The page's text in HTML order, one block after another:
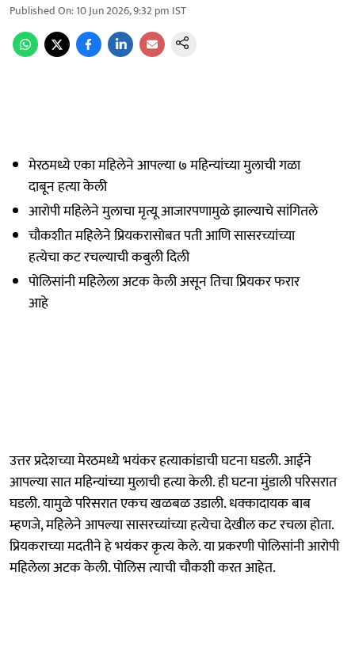
Published On:10 Jun 2026, 9:32 pm IST
मेरठमध्ये एका महिलेने आपल्या ७ महिन्यांच्या मुलाची गळा
दाबून हत्या केली
आरोपी महिलेने मुलाचा मृत्यू आजारपणामुळे झाल्याचे सांगितले
चौकशीत महिलेने प्रियकरासोबत पती आणि सासरच्यांच्या
हत्येचा कट रचल्याची कबुली दिली
पोलिसांनी महिलेला अटक केली असून तिचा प्रियकर फरार
आहे
उत्तर प्रदेशच्या मेरठमध्ये भयंकर हत्याकांडाची घटना घडली. आईने
आपल्या सात महिन्यांच्या मुलाची हत्या केली. ही घटना मुंडाली परिसरात
घडली. यामुळे परिसरात एकच खळबळ उडाली. धक्कादायक बाब
म्हणजे, महिलेने आपल्या सासरच्यांच्या हत्येचा देखील कट रचला होता.
प्रियकराच्या मदतीने हे भयंकर कृत्य केले. या प्रकरणी पोलिसांनी आरोपी
महिलेला अटक केली. पोलिस त्याची चौकशी करत आहेत.